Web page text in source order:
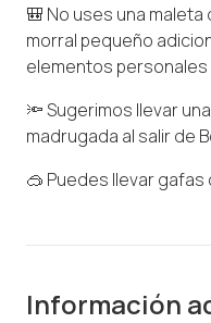
🎒 No uses una
morral pequeño
elementos personales
🔦 Sugerimos llevar
madrugada al salir de
🥽 Puedes llevar
Información